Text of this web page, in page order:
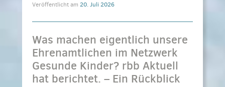
Veröffentlicht am 20. Juli 2026
Was machen eigentlich unsere
Ehrenamtlichen im Netzwerk
Gesunde Kinder? rbb Aktuell
hat berichtet. – Ein Rückblick